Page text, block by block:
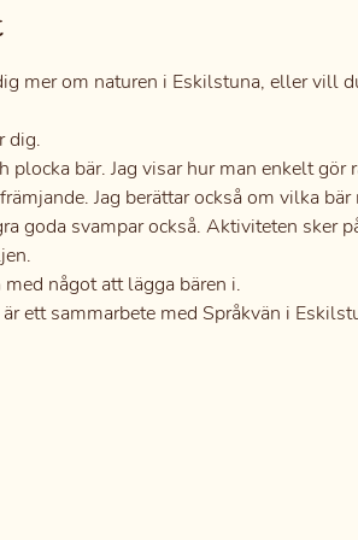
mer om naturen i Eskilstuna, eller vill
dig.
plocka bär. Jag visar hur man enkelt gör
Jag berättar också om vilka
goda svampar också. Aktiviteten sker
något att lägga bären i.
ett sammarbete med Språkvän i